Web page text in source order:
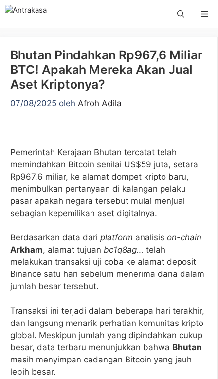
Langsung
Bhutan Pindahkan Rp967,6 Miliar
BTC! Apakah Mereka Akan Jual
Aset Kriptonya?
07/08/2025 oleh Afroh Adila
Pemerintah Kerajaan Bhutan tercatat telah
memindahkan Bitcoin senilai US$59 juta, setara
Rp967,6 miliar, ke alamat dompet kripto baru,
menimbulkan pertanyaan di kalangan pelaku
pasar apakah negara tersebut mulai menjual
sebagian kepemilikan aset digitalnya.
Berdasarkan data dari platform analisis on-chain
Arkham, alamat tujuan bc1q8ag… telah
melakukan transaksi uji coba ke alamat deposit
Binance satu hari sebelum menerima dana dalam
jumlah besar tersebut.
Transaksi ini terjadi dalam beberapa hari terakhir,
dan langsung menarik perhatian komunitas kripto
global. Meskipun jumlah yang dipindahkan cukup
besar, data terbaru menunjukkan bahwa Bhutan
masih menyimpan cadangan Bitcoin yang jauh
lebih besar.